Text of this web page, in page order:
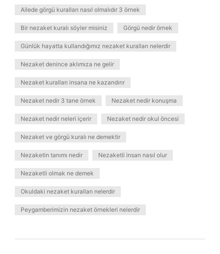
Ailede görgü kuralları nasıl olmalıdır 3 örnek
Bir nezaket kuralı söyler misiniz Görgü nedir örnek
Günlük hayatta kullandığımız nezaket kuralları nelerdir
Nezaket denince aklımıza ne gelir
Nezaket kuralları insana ne kazandırır
Nezaket nedir 3 tane örnek Nezaket nedir konuşma
Nezaket nedir neleri içerir Nezaket nedir okul öncesi
Nezaket ve görgü kuralı ne demektir
Nezaketin tanımı nedir Nezaketli insan nasıl olur
Nezaketli olmak ne demek
Okuldaki nezaket kuralları nelerdir
Peygamberimizin nezaket örnekleri nelerdir